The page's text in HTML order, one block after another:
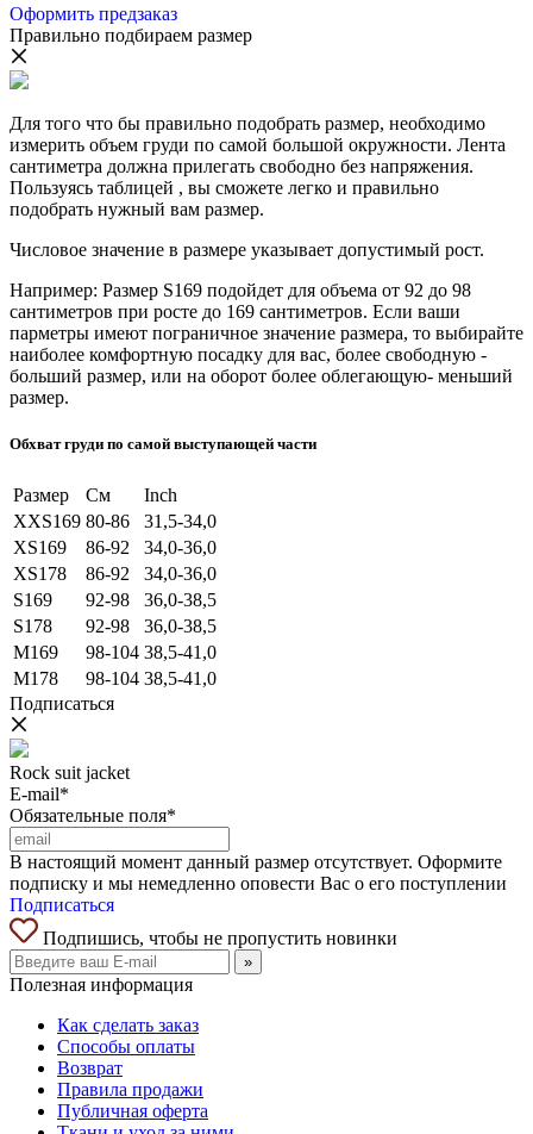
Оформить предзаказ
Правильно подбираем размер
Для того что бы правильно подобрать размер, необходимо
измерить объем груди по самой большой окружности. Лента
сантиметра должна прилегать свободно без напряжения.
Пользуясь таблицей , вы сможете легко и правильно
подобрать нужный вам размер.
Числовое значение в размере указывает допустимый рост.
Например: Размер S169 подойдет для объема от 92 до 98
сантиметров при росте до 169 сантиметров. Если ваши
парметры имеют пограничное значение размера, то выбирайте
наиболее комфортную посадку для вас, более свободную -
больший размер, или на оборот более облегающую- меньший
размер.
Обхват груди по самой выступающей части
Размер См
Inch
XXS169 80-86
31,5-34,0
XS169
86-92
34,0-36,0
XS178
86-92
34,0-36,0
S169
92-98
36,0-38,5
S178
92-98
36,0-38,5
M169
98-104 38,5-41,0
M178
98-104 38,5-41,0
Подписаться
Rock suit jacket
E-mail*
Обязательные поля*
В настоящий момент данный размер отсутствует. Оформите
подписку и мы немедленно оповести Вас о его поступлении
Подписаться
Подпишись, чтобы не пропустить новинки
»
Полезная информация
Как сделать заказ
Способы оплаты
Возврат
Правила продажи
Публичная оферта